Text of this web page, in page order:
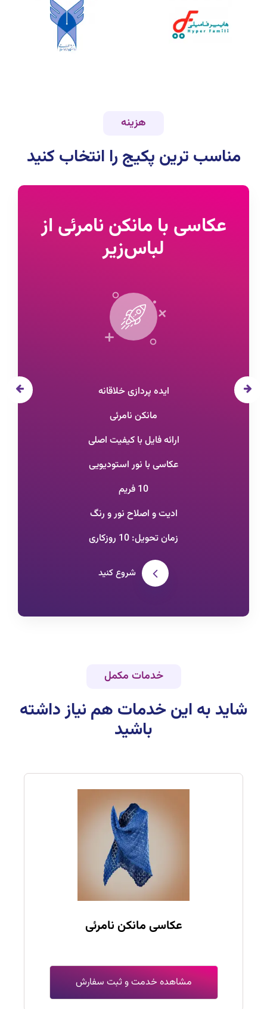
هزینه
مناسب ترین پکیج را انتخاب کنید
عکاسی با مانکن نامرئی از
لباس‌زیر
ایده پردازی خلاقانه
مانکن نامرئی
ارائه فایل با کیفیت اصلی
عکاسی با نور استودیویی
10 فریم
ادیت و اصلاح نور و رنگ
زمان تحویل: 10 روزکاری
شروع کنید
خدمات مکمل
شاید به این خدمات هم نیاز داشته
باشید
عکاسی مانکن نامرئی
مشاهده خدمت و ثبت سفارش